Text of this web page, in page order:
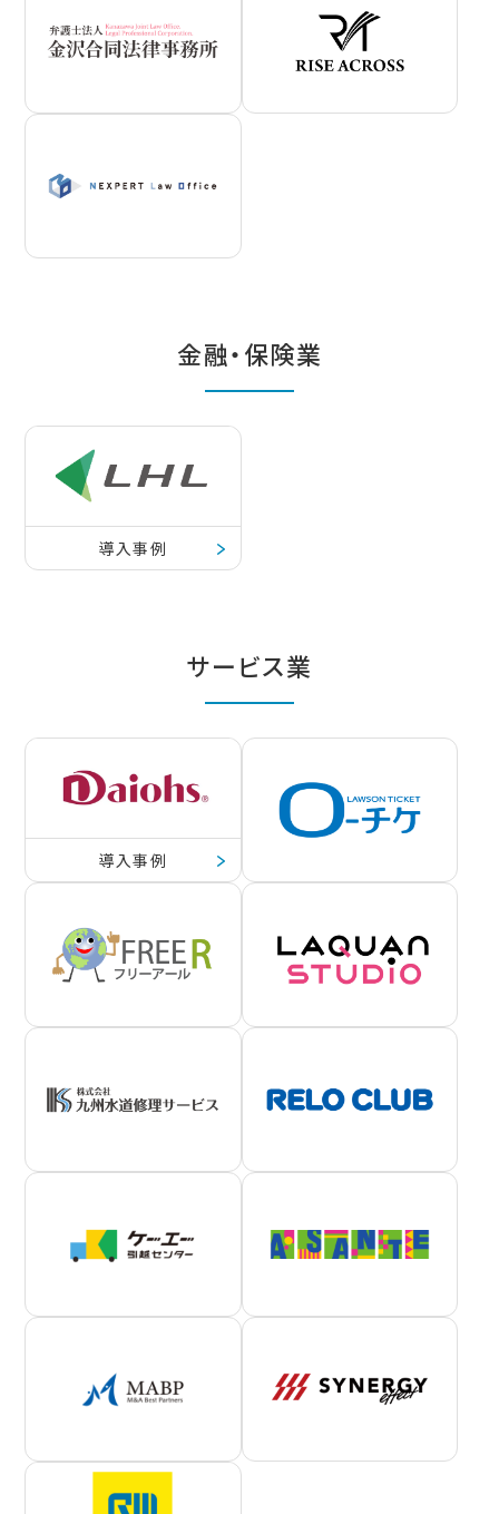
金融・保険業
導入事例
サービス業
導入事例